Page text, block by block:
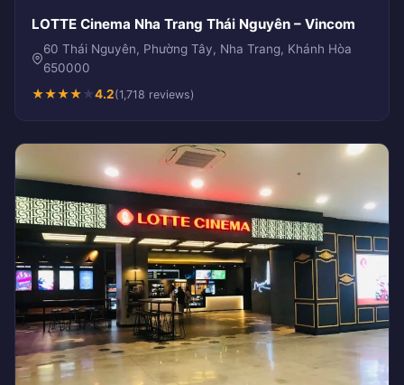
LOTTE Cinema Nha Trang Thái Nguyên – Vincom
60 Thái Nguyên, Phường Tây, Nha Trang, Khánh Hòa
650000
★★★★★4.2(1,718 reviews)